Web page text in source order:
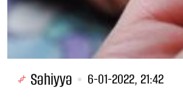
Səhiyyə 6-01-2022, 21:42